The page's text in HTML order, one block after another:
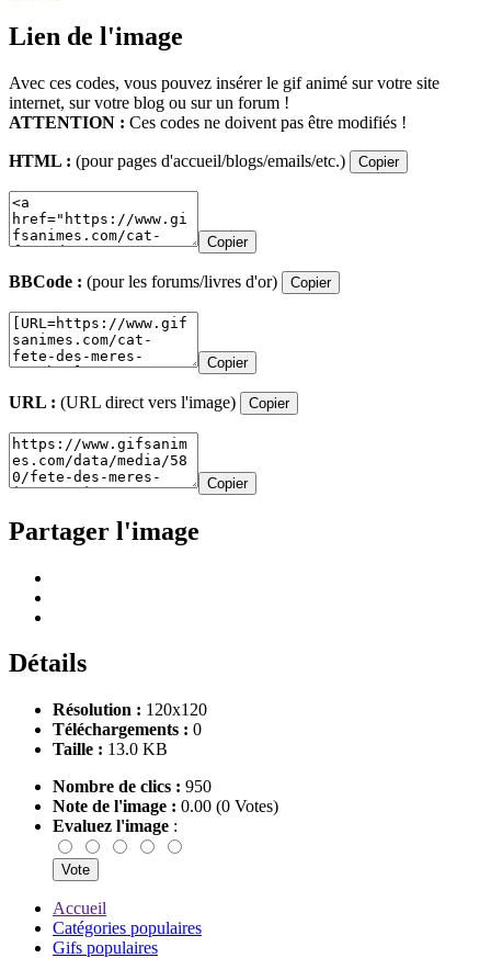
Lien de l'image
Avec ces codes, vous pouvez insérer le gif animé sur votre site
internet, sur votre blog ou sur un forum !
ATTENTION : Ces codes ne doivent pas être modifiés !
HTML : (pour pages d'accueil/blogs/emails/etc.) Copier
Copier
BBCode : (pour les forums/livres d'or) Copier
Copier
URL : (URL direct vers l'image) Copier
Copier
Partager l'image
Détails
Résolution : 120x120
Téléchargements : 0
Taille : 13.0 KB
Nombre de clics : 950
Note de l'image : 0.00 (0 Votes)
Evaluez l'image :
Accueil
Catégories populaires
Gifs populaires